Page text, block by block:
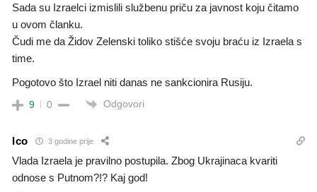
Sada su Izraelci izmislili službenu priču za javnost koju čitamo
u ovom članku.
Čudi me da Židov Zelenski toliko stišće svoju braću iz Izraela s
time.
Pogotovo što Izrael niti danas ne sankcionira Rusiju.
9 0 Odgovori
Ico 3 godine prije
Vlada Izraela je pravilno postupila. Zbog Ukrajinaca kvariti
odnose s Putnom?!? Kaj god!